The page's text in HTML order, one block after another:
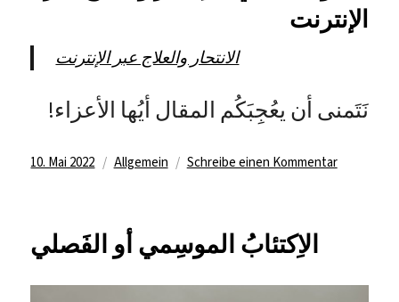
الإنترنت
الانتحار والعلاج عبر الإنترنت
!نَتَمنى أن يعُجِبَكُم المقال أيُها الأعزاء
Veröffentlicht
10. Mai 2022 Kategorien
Allgemein Schreibe einen Kommentarzu
الاِكتئابُ الموسِمي أو الفَصلي